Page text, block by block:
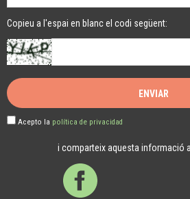
Copieu a l'espai en blanc el codi següent:
Acepto la política de privacidad
i comparteix aquesta informació